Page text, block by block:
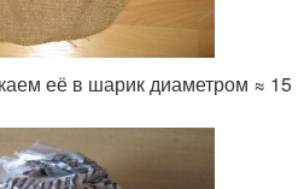
её в шарик диаметром ≈ 15